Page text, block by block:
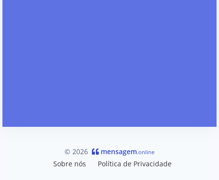
© 2026 mensagem.online
Sobre nós Política de Privacidade